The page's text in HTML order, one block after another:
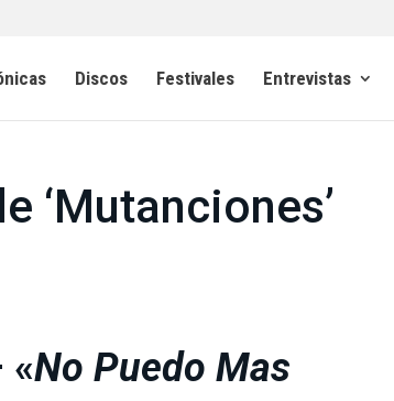
Discos Festivales Entrevistas
‘Mutanciones’
«No Puedo Mas